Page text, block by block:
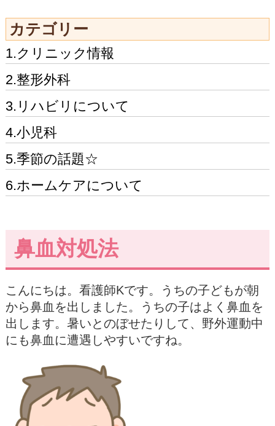
カテゴリー
1.クリニック情報
2.整形外科
3.リハビリについて
4.小児科
5.季節の話題☆
6.ホームケアについて
鼻血対処法
こんにちは。看護師Kです。うちの子どもが朝
から鼻血を出しました。うちの子はよく鼻血を
出します。暑いとのぼせたりして、野外運動中
にも鼻血に遭遇しやすいですね。